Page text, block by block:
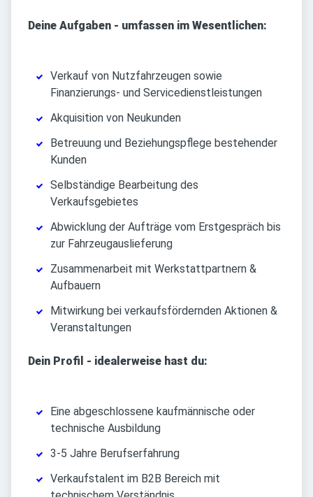
Deine Aufgaben - umfassen im Wesentlichen:
Verkauf von Nutzfahrzeugen sowie
Finanzierungs- und Servicedienstleistungen
Akquisition von Neukunden
Betreuung und Beziehungspflege bestehender
Kunden
Selbständige Bearbeitung des
Verkaufsgebietes
Abwicklung der Aufträge vom Erstgespräch bis
zur Fahrzeugauslieferung
Zusammenarbeit mit Werkstattpartnern &
Aufbauern
Mitwirkung bei verkaufsfördernden Aktionen &
Veranstaltungen
Dein Profil - idealerweise hast du:
Eine abgeschlossene kaufmännische oder
technische Ausbildung
3-5 Jahre Berufserfahrung
Verkaufstalent im B2B Bereich mit